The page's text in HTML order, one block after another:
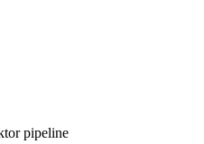
pipeline